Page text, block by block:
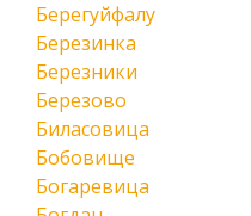
Берегуйфалу
Березинка
Березники
Березово
Биласовица
Бобовище
Богаревица